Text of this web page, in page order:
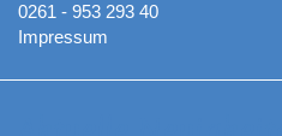
0261 - 953 293 40
Impressum